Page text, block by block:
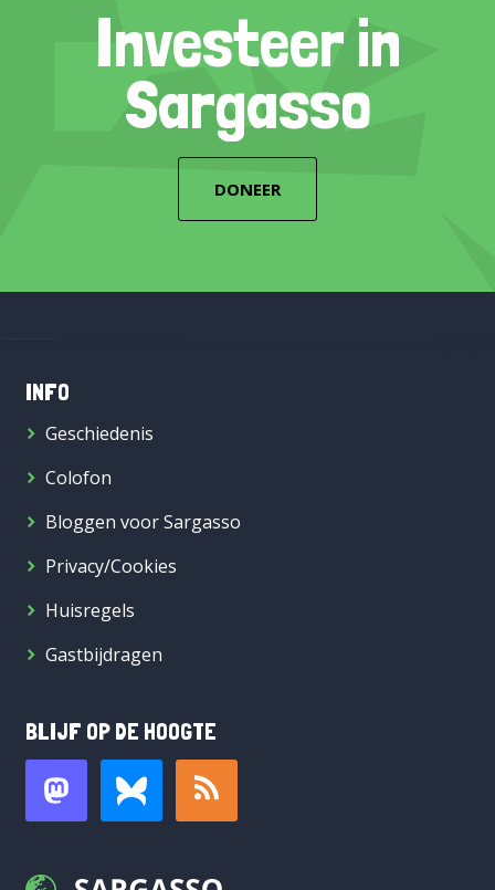
Investeer in
Sargasso
DONEER
INFO
Geschiedenis
Colofon
Bloggen voor Sargasso
Privacy/Cookies
Huisregels
Gastbijdragen
BLIJF OP DE HOOGTE